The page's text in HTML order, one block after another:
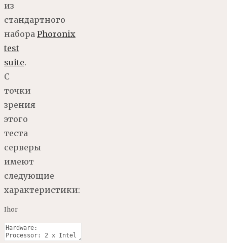
из
стандартного
набора Phoronix
test
suite.
С
точки
зрения
этого
теста
серверы
имеют
следующие
характеристики:
Ihor